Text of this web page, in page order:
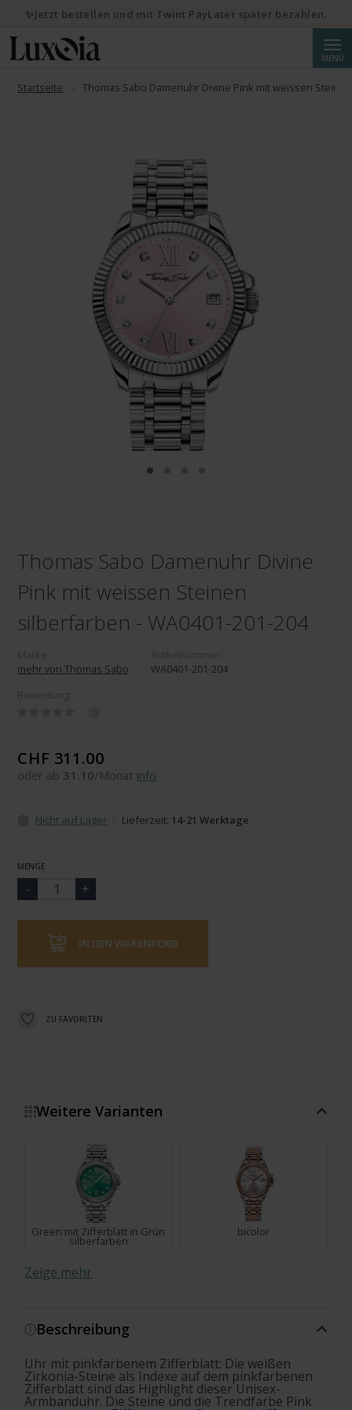
MENÜ
Startseite Thomas Sabo Damenuhr Divine Pink mit weissen
Thomas Sabo Damenuhr Divine
Pink mit weissen Steinen
silberfarben - WA0401-201-204
mehr von Thomas Sabo
WA0401-201-204
CHF 311.00
oder ab 31.10/Monat info
Nicht auf Lager Lieferzeit: 14-21 Werktage
MENGE
IN DEN WARENKORB
ZU FAVORITEN
Weitere Varianten
Green mit Zifferblatt in Grün
silberfarben
bicolor
silberfarben
Steinen Silber
Silver mit schwarzem
Zifferblatt und weissen
Steinen Silber
Burgundy mit weinrotem
Zifferblatt und weissen
Steinen Silber
Zeige mehr
Beschreibung
Uhr mit pinkfarbenem Zifferblatt: Die weißen
Zirkonia-Steine als Indexe auf dem pinkfarbenen
Zifferblatt sind das Highlight dieser Unisex-
Armbanduhr. Die Steine und die Trendfarbe Pink
✨Jetzt bestellen und mit Twint PayLater später bezahlen.